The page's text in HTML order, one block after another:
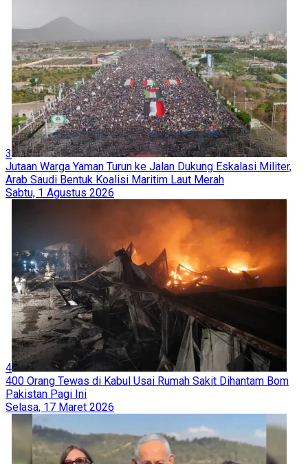
3
Jutaan Warga Yaman Turun ke Jalan Dukung Eskalasi Militer,
Arab Saudi Bentuk Koalisi Maritim Laut Merah
Sabtu, 1 Agustus 2026
4
400 Orang Tewas di Kabul Usai Rumah Sakit Dihantam Bom
Pakistan Pagi Ini
Selasa, 17 Maret 2026